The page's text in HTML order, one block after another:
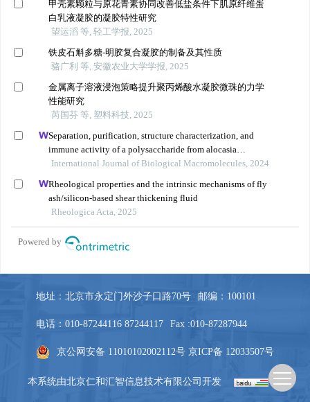
地址：北京市永定门外沙子口路70号 邮编：100101
电话：010-87244116 87244117 Fax :010-87287944
京公网安备 11010102002112号 京ICP备 12033507号
本系统由北京仁和汇智信息技术有限公司 开发